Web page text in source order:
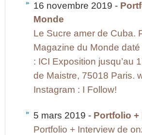
16 novembre 2019 -
Monde
Le Sucre amer de Cuba.
Magazine du Monde
: ICI Exposition jusqu’au
de Maistre, 75018 Paris.
Instagram : I Follow!
5 mars 2019 - Portfolio +
Portfolio + Interview de